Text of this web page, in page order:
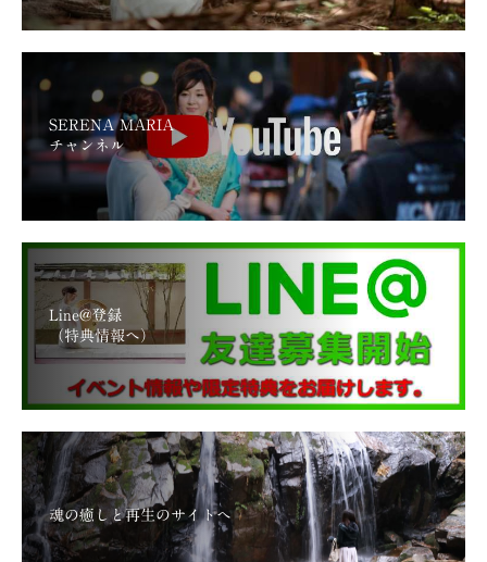
SERENA MARIA
チャンネル
Line@登録
（特典情報へ）
魂の癒しと再生のサイトへ